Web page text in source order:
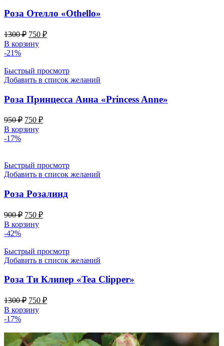
Роза Отелло «Othello»
1300₽ Первоначальная
цена
составляла
750 ₽Текущая
В корзину
-21%
Быстрый просмотр
Добавить в список желаний
Роза Принцесса Анна «Princess Anne»
950₽ Первоначальная
цена
составляла
750 ₽Текущая
В корзину
-17%
Быстрый просмотр
Добавить в список желаний
Роза Розалинд
900₽ Первоначальная
цена
составляла
750 ₽Текущая
В корзину
-42%
Быстрый просмотр
Добавить в список желаний
Роза Ти Клипер «Tea Clipper»
1300₽ Первоначальная
цена
составляла
750 ₽Текущая
В корзину
-17%